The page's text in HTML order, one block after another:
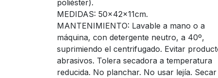
poliéster).
MEDIDAS: 50x42x11cm.
MANTENIMIENTO: Lavable a mano o a
máquina, con detergente neutro, a 40º,
suprimiendo el centrifugado. Evitar
abrasivos. Tolera secadora a temperatura
reducida. No planchar. No usar lejía. Secar